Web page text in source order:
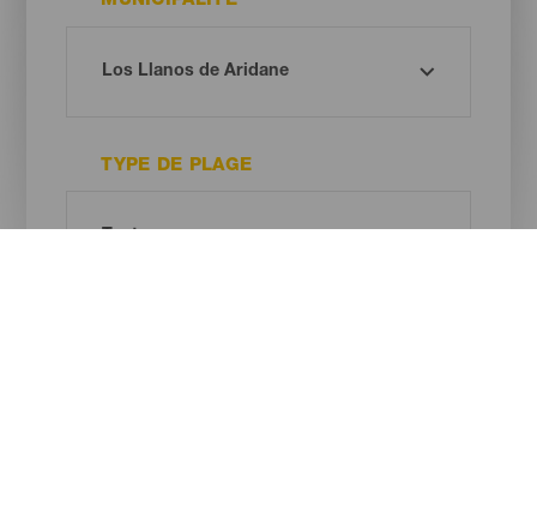
TYPE DE PLAGE